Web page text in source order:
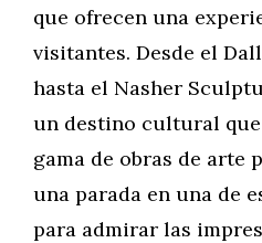
que ofrecen una
visitantes. Desde el
hasta el Nasher
un destino cultural
gama de obras de arte
una parada en una de
para admirar las